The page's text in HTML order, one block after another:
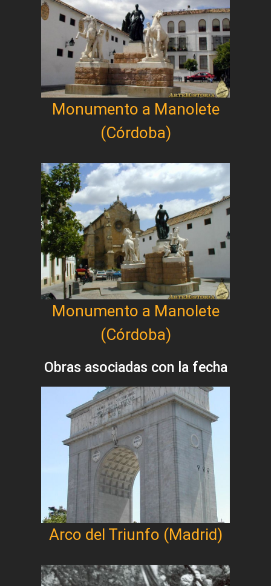
Monumento a Manolete
(Córdoba)
Monumento a Manolete
(Córdoba)
Obras asociadas con la fecha
Arco del Triunfo (Madrid)